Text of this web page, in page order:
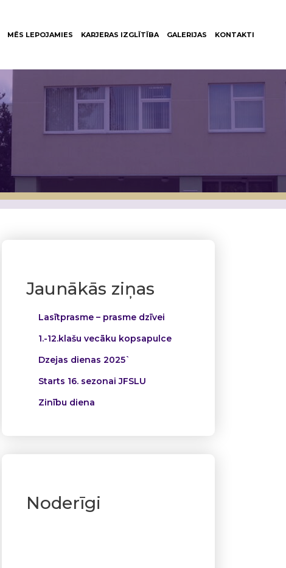
MĒS LEPOJAMIES KARJERAS IZGLĪTĪBA GALERIJAS KONTAKTI
Jaunākās ziņas
Lasītprasme – prasme dzīvei
1.-12.klašu vecāku kopsapulce
Dzejas dienas 2025`
Starts 16. sezonai JFSLU
Zinību diena
Noderīgi